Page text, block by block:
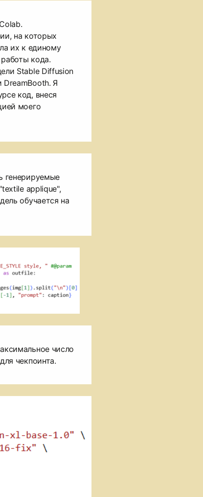
на которых
их к единому
кода.
Stable Diffusion
DreamBooth. Я
код, внеся
моего
генерируемые
applique",
обучается на
число
чекпоинта.